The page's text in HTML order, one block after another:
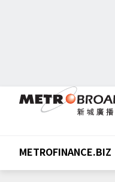
METROFINANCE.BIZ